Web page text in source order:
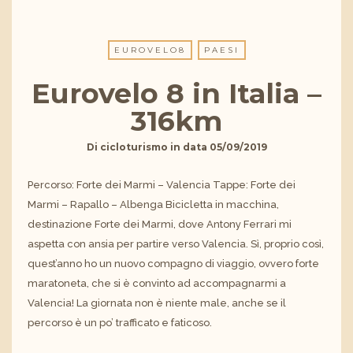
EUROVELO8 PAESI
Eurovelo 8 in Italia –
316km
Di cicloturismo in data 05/09/2019
Percorso: Forte dei Marmi – Valencia Tappe: Forte dei
Marmi – Rapallo – Albenga Bicicletta in macchina,
destinazione Forte dei Marmi, dove Antony Ferrari mi
aspetta con ansia per partire verso Valencia. Sì, proprio così,
quest’anno ho un nuovo compagno di viaggio, ovvero forte
maratoneta, che si è convinto ad accompagnarmi a
Valencia! La giornata non è niente male, anche se il
percorso è un po’ trafficato e faticoso.